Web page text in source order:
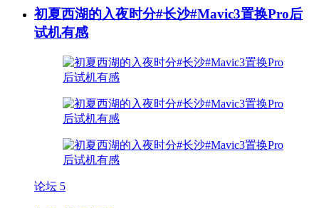
初夏西湖的入夜时分#长沙#Mavic3置换Pro后
试机有感
论坛 5